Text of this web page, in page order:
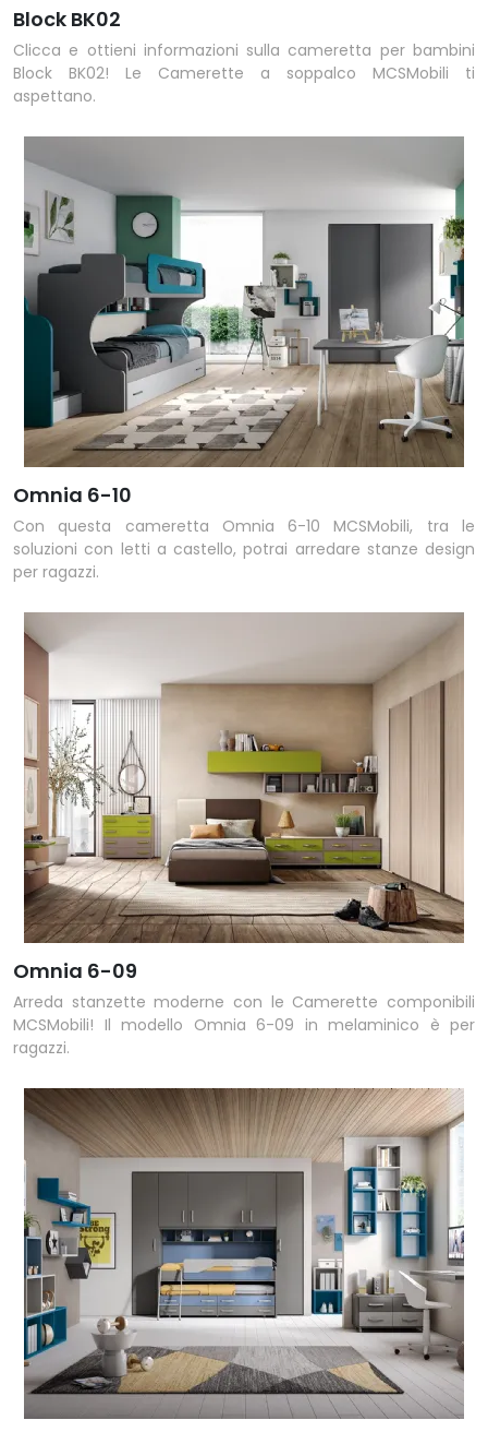
Block BK02
Clicca e ottieni informazioni sulla cameretta per bambini
Block BK02! Le Camerette a soppalco MCSMobili ti
aspettano.
Omnia 6-10
Con questa cameretta Omnia 6-10 MCSMobili, tra le
soluzioni con letti a castello, potrai arredare stanze design
per ragazzi.
Omnia 6-09
Arreda stanzette moderne con le Camerette componibili
MCSMobili! Il modello Omnia 6-09 in melaminico è per
ragazzi.